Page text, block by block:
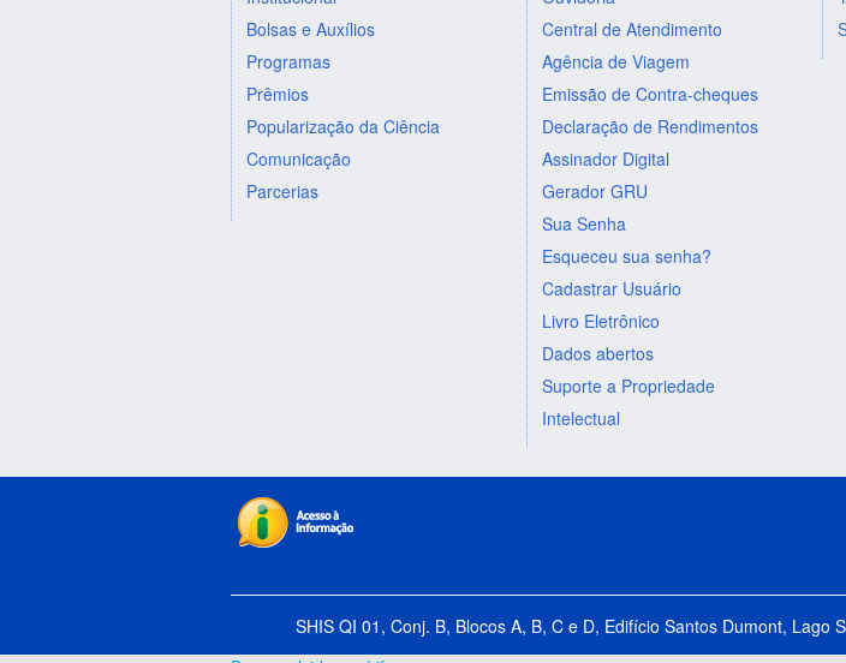
Bolsas e Auxílios
Programas
Prêmios
Popularização da Ciência
Comunicação
Parcerias
Central de Atendimento
Agência de Viagem
Emissão de Contra-cheques
Declaração de Rendimentos
Assinador Digital
Gerador GRU
Sua Senha
Esqueceu sua senha?
Cadastrar Usuário
Livro Eletrônico
Dados abertos
Suporte a Propriedade
Intelectual
SHIS QI 01, Conj. B, Blocos A, B, C e D, Edifício Santos Dumont,